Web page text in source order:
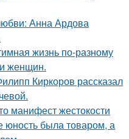
Анна Ардова
жизнь по-разному
женщин.
Киркоров рассказал
манифест жестокости
юность была товаром, а